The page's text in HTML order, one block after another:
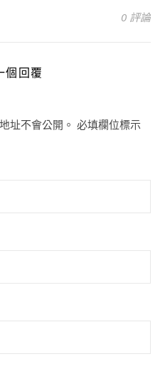
0 評論
個回覆
址不會公開。 必填欄位標示